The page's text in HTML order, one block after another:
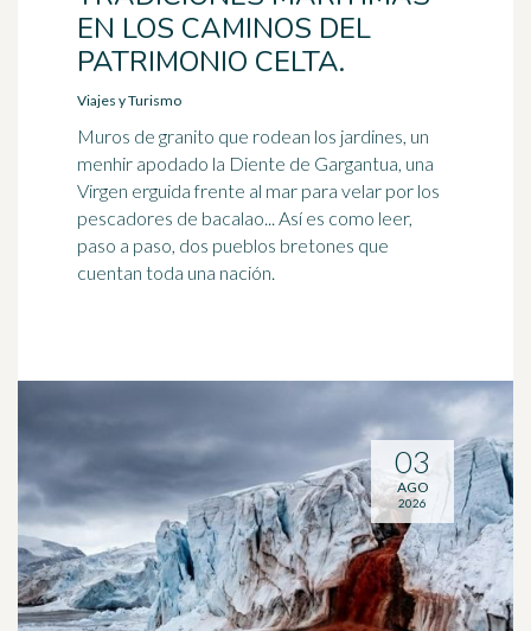
EN LOS CAMINOS DEL
PATRIMONIO CELTA.
Viajes y Turismo
Muros de granito que rodean los jardines, un
menhir apodado la Diente de Gargantua, una
Virgen erguida frente al mar para velar por los
pescadores de bacalao... Así es como leer,
paso a paso, dos pueblos bretones que
cuentan toda una nación.
03
AGO
2026